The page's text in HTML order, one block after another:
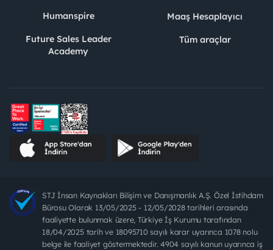
Humanspire
Future Sales Leader
Academy
Maaş Hesaplayıcı
Tüm araçlar
STJ İnsan Kaynakları Bilişim ve Danışmanlık A.Ş. Özel İstihdam
Bürosu Olarak 13/05/2025 - 12/05/2028 tarihleri arasında
faaliyette bulunmak üzere, Türkiye İş Kurumu tarafından
18/04/2025 tarih ve 18095710 sayılı karar uyarınca 1078 nolu
belge ile faaliyet göstermektedir. 4904 sayılı kanun uyarınca iş